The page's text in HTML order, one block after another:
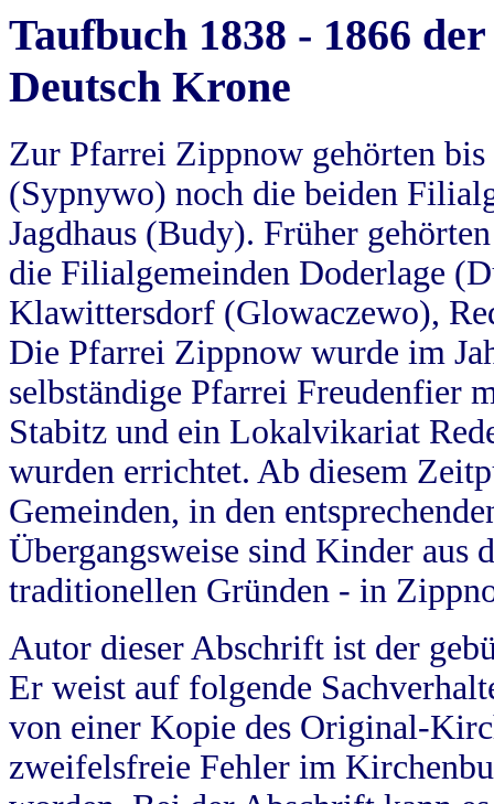
Taufbuch 1838 - 1866
Deutsch Krone
Zur Pfarrei Zippnow gehörten
(Sypnywo) noch die beiden
Jagdhaus (Budy). Früher
die Filialgemeinden Doderlage
Klawittersdorf (Glowaczewo),
Die Pfarrei Zippnow wurde im
selbständige Pfarrei Freudenfier
Stabitz und ein Lokalvikariat
wurden errichtet. Ab diesem
Gemeinden, in den
Übergangsweise sind Kinder aus
traditionellen Gründen - in
Autor dieser Abschrift ist der
Er weist auf folgende
von einer Kopie des Original-
zweifelsfreie Fehler im